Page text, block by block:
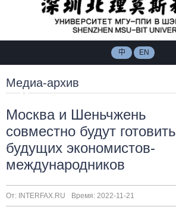
中 EN
Медиа-архив
Москва и Шеньчжень
совместно будут готовить
будущих экономистов-
международников
От: INTERFAX.RU Время: 2022-11-21